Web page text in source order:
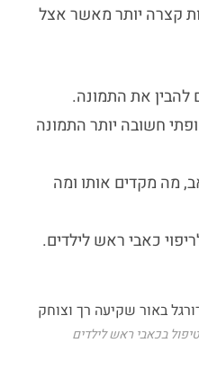
קצרה יותר מאשר אצל
להבין את התמונה.
חשובה יותר התמונה
מה מקדים אותו ומה
כאבי ראש לילדים.
בכאבי ראש לילדים